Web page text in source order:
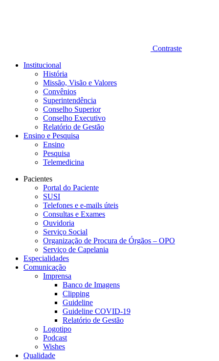
Contraste
Institucional
História
Missão, Visão e Valores
Convênios
Superintendência
Conselho Superior
Conselho Executivo
Relatório de Gestão
Ensino e Pesquisa
Ensino
Pesquisa
Telemedicina
Pacientes
Portal do Paciente
SUSI
Telefones e e-mails úteis
Consultas e Exames
Ouvidoria
Serviço Social
Organização de Procura de Órgãos – OPO
Serviço de Capelania
Especialidades
Comunicação
Imprensa
Banco de Imagens
Clipping
Guideline
Guideline COVID-19
Relatório de Gestão
Logotipo
Podcast
Wishes
Qualidade